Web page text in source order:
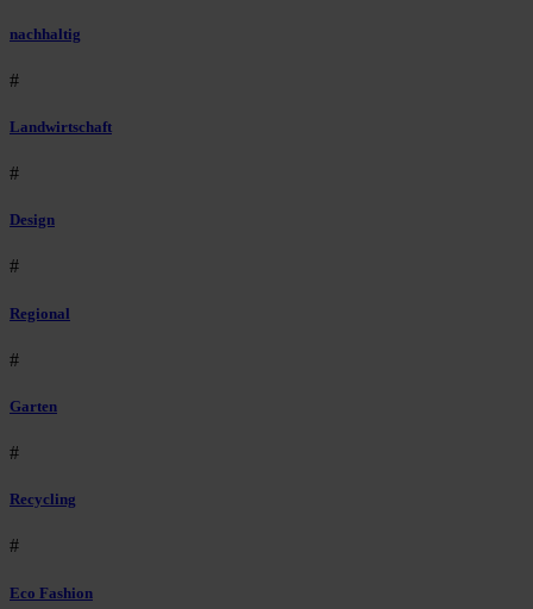
nachhaltig
#
Landwirtschaft
#
Design
#
Regional
#
Garten
#
Recycling
#
Eco Fashion